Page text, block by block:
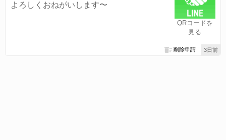
QRコードを
見る
よろしくおねがいします〜
3日前
削除申請